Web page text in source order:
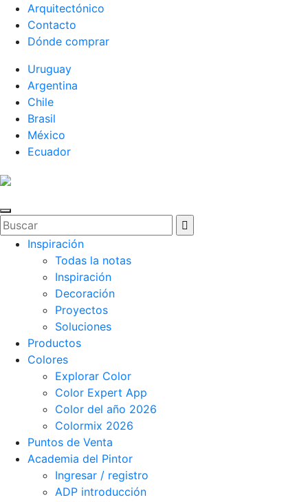
Arquitectónico
Contacto
Dónde comprar
Uruguay
Argentina
Chile
Brasil
México
Ecuador
Inspiración
Todas la notas
Inspiración
Decoración
Proyectos
Soluciones
Productos
Colores
Explorar Color
Color Expert App
Color del año 2026
Colormix 2026
Puntos de Venta
Academia del Pintor
Ingresar / registro
ADP introducción